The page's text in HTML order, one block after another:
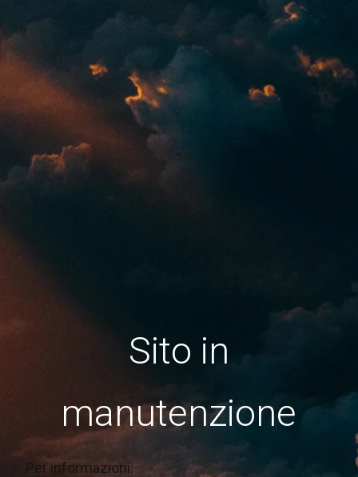
Sito in
manutenzione
Per informazioni: